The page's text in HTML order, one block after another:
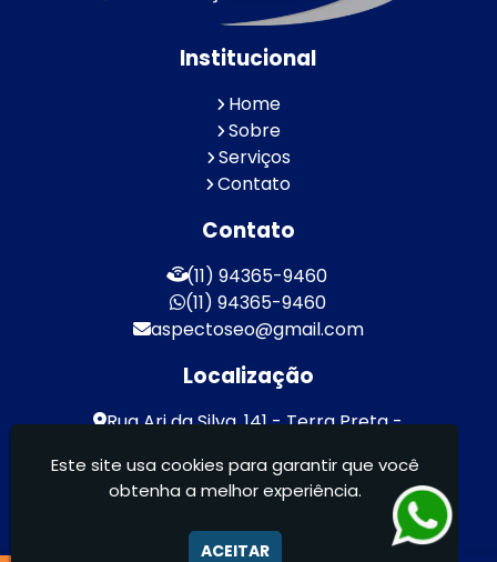
Institucional
Home
Sobre
Serviços
Contato
Contato
(11) 94365-9460
(11) 94365-9460
aspectoseo@gmail.com
Localização
Rua Ari da Silva, 141 - Terra Preta -
Aspecto Comunicação Visual Ltda -
Este site usa cookies para garantir que você
obtenha a melhor experiência.
ACEITAR